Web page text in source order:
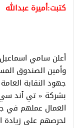
كتبت:أميرة عبدالله
أعلن سامي اسماعيل
وأمين الصندوق
بشركة « تي ٱند سي
العمال عملهم في
لحرصهم على زيادة